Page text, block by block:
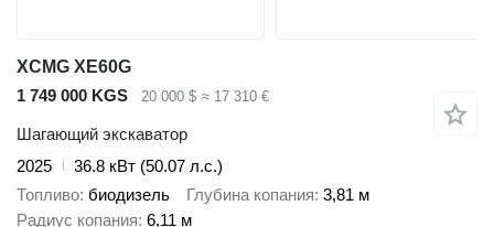
XCMG XE60G
1 749 000 KGS
20 000 $ ≈ 17 310 €
Шагающий экскаватор
2025
36.8 кВт (50.07 л.с.)
Топливо биодизель Глубина копания 3,81 м
Радиус копания 6,11 м